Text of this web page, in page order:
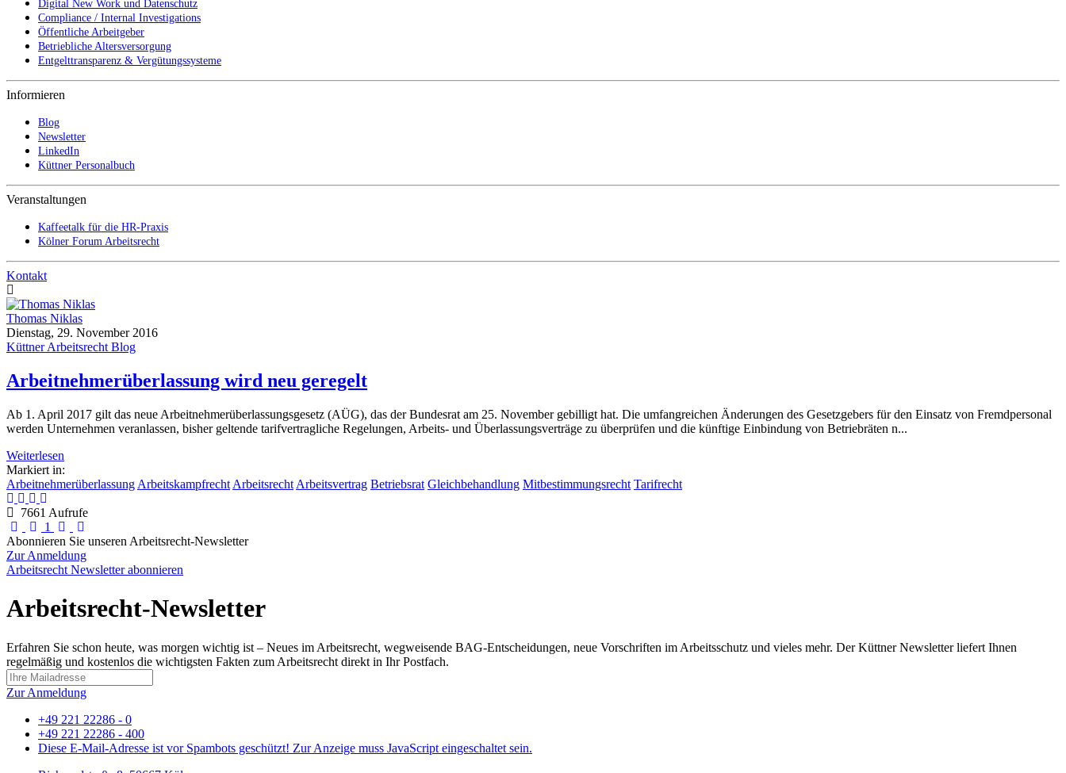
Digital New Work und Datenschutz
Compliance / Internal Investigations
Öffentliche Arbeitgeber
Betriebliche Altersversorgung
Entgelttransparenz & Vergütungssysteme
Informieren
Blog
Newsletter
LinkedIn
Küttner Personalbuch
Veranstaltungen
Kaffeetalk für die HR-Praxis
Kölner Forum Arbeitsrecht
Kontakt
Thomas Niklas
Dienstag, 29. November 2016
Küttner Arbeitsrecht Blog
Arbeitnehmerüberlassung wird neu geregelt
Ab 1. April 2017 gilt das neue Arbeitnehmerüberlassungsgesetz (AÜG), das der Bundesrat am 25. November gebilligt hat. Die umfangreichen Änderungen des Gesetzgebers für den Einsatz von Fremdpersonal
werden Unternehmen veranlassen, bisher geltende tarifvertragliche Regelungen, Arbeits- und Überlassungsverträge zu überprüfen und die künftige Einbindung von Betriebräten n...
Weiterlesen
Markiert in:
Arbeitnehmerüberlassung Arbeitskampfrecht Arbeitsrecht Arbeitsvertrag Betriebsrat Gleichbehandlung Mitbestimmungsrecht Tarifrecht
7661 Aufrufe
First Page
Previous Page
1 Next Page
Abonnieren Sie unseren Arbeitsrecht-Newsletter
Zur Anmeldung
Arbeitsrecht Newsletter abonnieren
Arbeitsrecht-Newsletter
Erfahren Sie schon heute, was morgen wichtig ist – Neues im Arbeitsrecht, wegweisende BAG-Entscheidungen, neue Vorschriften im Arbeitsschutz und vieles mehr. Der Küttner Newsletter liefert Ihnen
regelmäßig und kostenlos die wichtigsten Fakten zum Arbeitsrecht direkt in Ihr Postfach.
Zur Anmeldung
+49 221 22286 - 0
+49 221 22286 - 400
Diese E-Mail-Adresse ist vor Spambots geschützt! Zur Anzeige muss JavaScript eingeschaltet sein.